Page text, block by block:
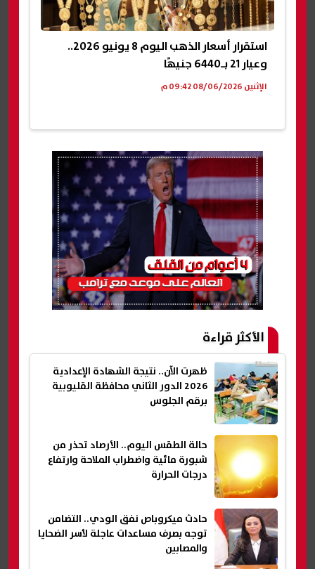
استقرار أسعار الذهب اليوم 8 يونيو 2026..
وعيار 21 بـ6440 جنيهًا
الإثنين 08/06/2026 09:42 م
الأكثر قراءة
ظهرت الآن.. نتيجة الشهادة الإعدادية
2026 الدور الثاني محافظة القليوبية
برقم الجلوس
حالة الطقس اليوم.. الأرصاد تحذر من
شبورة مائية واضطراب الملاحة وارتفاع
درجات الحرارة
حادث ميكروباص نفق الودي.. التضامن
توجه بصرف مساعدات عاجلة لأسر الضحايا
والمصابين